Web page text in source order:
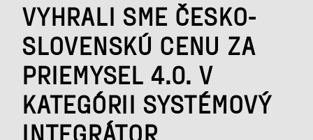
VYHRALI SME ČESKO-
SLOVENSKÚ CENU ZA
PRIEMYSEL 4.0. V
KATEGÓRII SYSTÉMOVÝ
INTEGRÁTOR